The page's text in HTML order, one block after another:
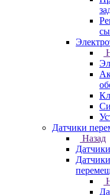
Датчики
Назад